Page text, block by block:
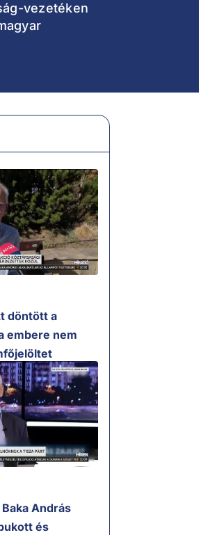
vezetéken
döntött a
embere nem
András
és